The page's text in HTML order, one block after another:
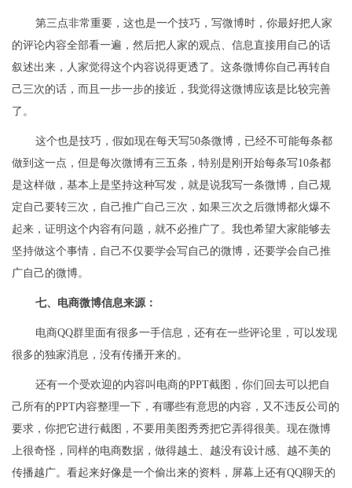
第三点非常重要，这也是一个技巧，写微博时，你最好把人家
的评论内容全部看一遍，然后把人家的观点、信息直接用自己的话
叙述出来，人家觉得这个内容说得更透了。这条微博你自己再转自
己三次的话，而且一步一步的接近，我觉得这微博应该是比较完善
了。
这个也是技巧，假如现在每天写50条微博，已经不可能每条都
做到这一点，但是每次微博有三五条，特别是刚开始每条写10条都
是这样做，基本上是坚持这种写发，就是说我写一条微博，自己规
定自己要转三次，自己推广自己三次，如果三次之后微博都火爆不
起来，证明这个内容有问题，就不必推广了。我也希望大家能够去
坚持做这个事情，自己不仅要学会写自己的微博，还要学会自己推
广自己的微博。
七、电商微博信息来源：
电商QQ群里面有很多一手信息，还有在一些评论里，可以发现
很多的独家消息，没有传播开来的。
还有一个受欢迎的内容叫电商的PPT截图，你们回去可以把自
己所有的PPT内容整理一下，有哪些有意思的内容，又不违反公司的
要求，你把它进行截图，不要用美图秀秀把它弄得很美。现在微博
上很奇怪，同样的电商数据，做得越土、越没有设计感、越不美的
传播越广。看起来好像是一个偷出来的资料，屏幕上还有QQ聊天的